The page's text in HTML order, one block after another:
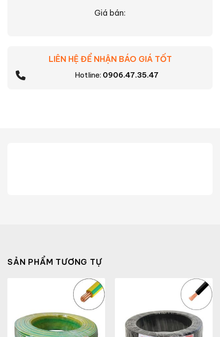
Giá bán:
LIÊN HỆ ĐỂ NHẬN BÁO GIÁ TỐT
Hotline: 0906.47.35.47
SẢN PHẨM TƯƠNG TỰ